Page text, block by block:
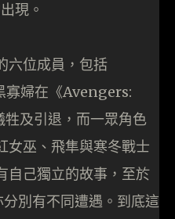
現。
六位成員，包括
婦在《Avengers:
及引退，而一眾角色
女巫、飛隼與寒冬戰士
自己獨立的故事，至於
別有不同遭遇。到底這